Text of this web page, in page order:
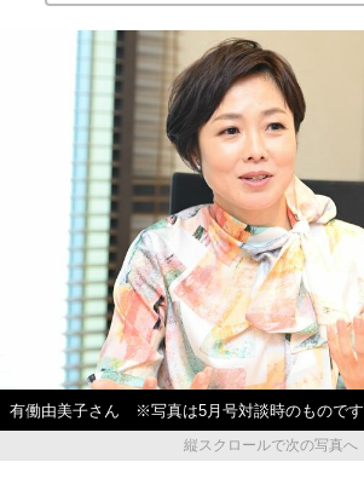
有働由美子さん ※写真は5月号対談時のものです
縦スクロールで次の写真へ